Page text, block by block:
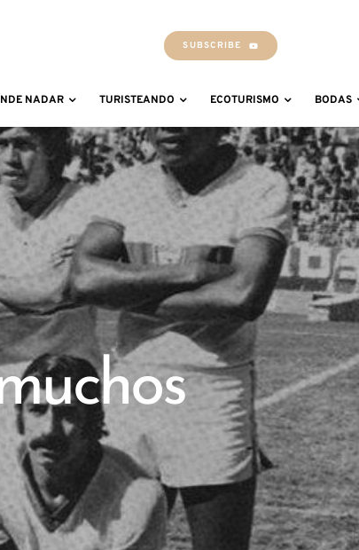
SUBSCRIBE
NADAR TURISTEANDO ECOTURISMO BODAS